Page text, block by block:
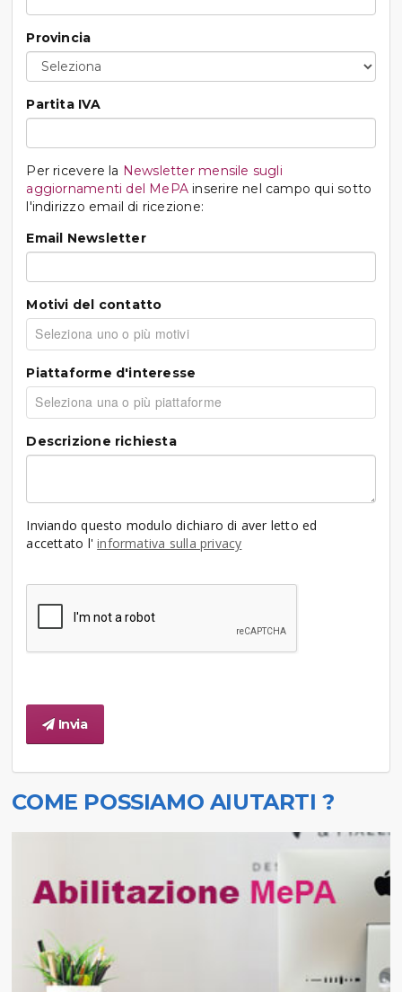
Provincia
Partita IVA
Per ricevere la Newsletter mensile sugli
aggiornamenti del MePA inserire nel campo qui sotto
l'indirizzo email di ricezione:
Email Newsletter
Motivi del contatto
Piattaforme d'interesse
Descrizione richiesta
Inviando questo modulo dichiaro di aver letto ed
accettato l'informativa sulla privacy
Invia
COME POSSIAMO AIUTARTI ?